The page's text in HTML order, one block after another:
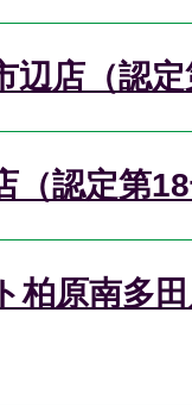
辺店（認
（認定第
柏原南多